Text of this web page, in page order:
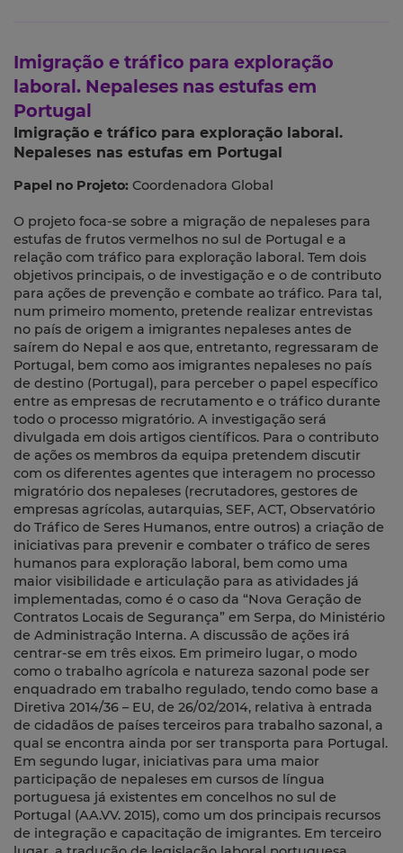
Imigração e tráfico para exploração
laboral. Nepaleses nas estufas em
Portugal
Imigração e tráfico para exploração laboral.
Nepaleses nas estufas em Portugal
Papel no Projeto: Coordenadora Global
O projeto foca-se sobre a migração de nepaleses para
estufas de frutos vermelhos no sul de Portugal e a
relação com tráfico para exploração laboral. Tem dois
objetivos principais, o de investigação e o de contributo
para ações de prevenção e combate ao tráfico. Para tal,
num primeiro momento, pretende realizar entrevistas
no país de origem a imigrantes nepaleses antes de
saírem do Nepal e aos que, entretanto, regressaram de
Portugal, bem como aos imigrantes nepaleses no país
de destino (Portugal), para perceber o papel específico
entre as empresas de recrutamento e o tráfico durante
todo o processo migratório. A investigação será
divulgada em dois artigos científicos. Para o contributo
de ações os membros da equipa pretendem discutir
com os diferentes agentes que interagem no processo
migratório dos nepaleses (recrutadores, gestores de
empresas agrícolas, autarquias, SEF, ACT, Observatório
do Tráfico de Seres Humanos, entre outros) a criação de
iniciativas para prevenir e combater o tráfico de seres
humanos para exploração laboral, bem como uma
maior visibilidade e articulação para as atividades já
implementadas, como é o caso da “Nova Geração de
Contratos Locais de Segurança” em Serpa, do Ministério
de Administração Interna. A discussão de ações irá
centrar-se em três eixos. Em primeiro lugar, o modo
como o trabalho agrícola e natureza sazonal pode ser
enquadrado em trabalho regulado, tendo como base a
Diretiva 2014/36 – EU, de 26/02/2014, relativa à entrada
de cidadãos de países terceiros para trabalho sazonal, a
qual se encontra ainda por ser transporta para Portugal.
Em segundo lugar, iniciativas para uma maior
participação de nepaleses em cursos de língua
portuguesa já existentes em concelhos no sul de
Portugal (AA.VV. 2015), como um dos principais recursos
de integração e capacitação de imigrantes. Em terceiro